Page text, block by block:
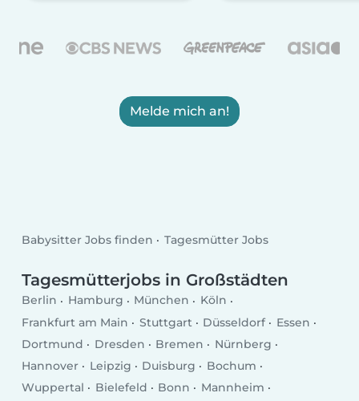
Melde mich an!
Babysitter Jobs finden Tagesmütter Jobs
Tagesmütterjobs in Großstädten
Berlin Hamburg München
Köln
Frankfurt am Main
Stuttgart Düsseldorf
Essen
Dortmund
Dresden Bremen
Nürnberg
Hannover
Leipzig Duisburg
Bochum
Wuppertal
Bielefeld Bonn
Mannheim